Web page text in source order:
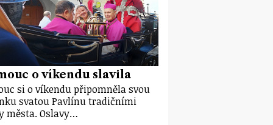
o víkendu slavila
si o víkendu připomněla svou
svatou Pavlínu tradičními
města. Oslavy…